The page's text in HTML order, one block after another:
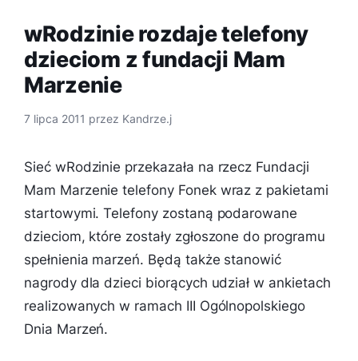
wRodzinie rozdaje telefony
dzieciom z fundacji Mam
Marzenie
7 lipca 2011 przez Kandrze.j
Sieć wRodzinie przekazała na rzecz Fundacji
Mam Marzenie telefony Fonek wraz z pakietami
startowymi. Telefony zostaną podarowane
dzieciom, które zostały zgłoszone do programu
spełnienia marzeń. Będą także stanowić
nagrody dla dzieci biorących udział w ankietach
realizowanych w ramach III Ogólnopolskiego
Dnia Marzeń.